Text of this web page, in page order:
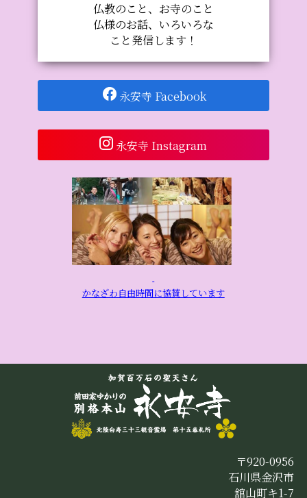
仏教のこと、お寺のこと
仏様のお話、いろいろな
こと発信します！
永安寺 Facebook
永安寺 Instagram
かなざわ自由時間に協賛しています
〒920-0956
石川県金沢市
舘山町キ1-7